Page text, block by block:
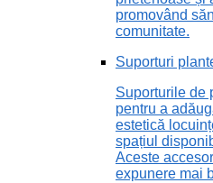
promovând
comunitate.
Suporturi
Suporturile de
pentru a
estetică
spațiul
Aceste
expunere mai